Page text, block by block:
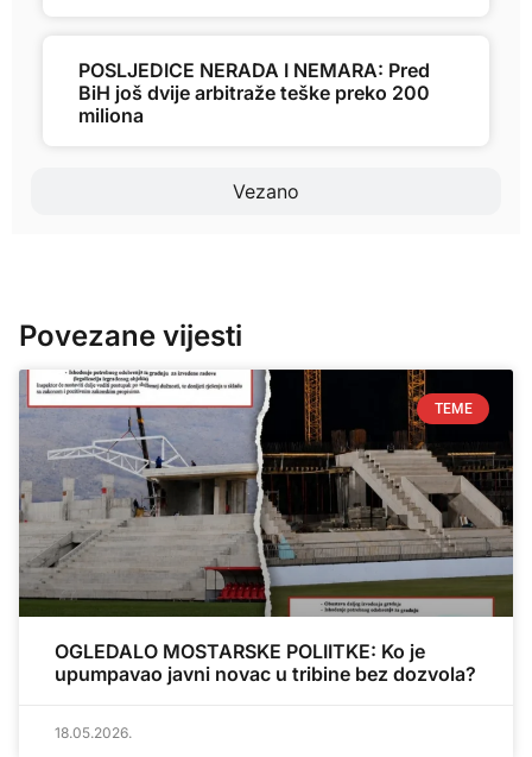
Vezano
POSLJEDICE NERADA I NEMARA: Pred
BiH još dvije arbitraže teške preko 200
miliona
Povezane vijesti
TEME
OGLEDALO MOSTARSKE POLIITKE: Ko je
upumpavao javni novac u tribine bez dozvola?
18.05.2026.